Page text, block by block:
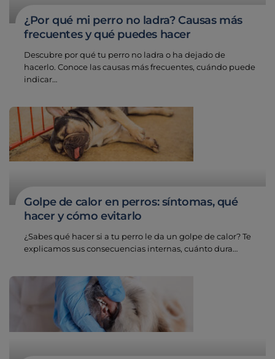
¿Por qué mi perro no ladra? Causas más
frecuentes y qué puedes hacer
Descubre por qué tu perro no ladra o ha dejado de
hacerlo. Conoce las causas más frecuentes, cuándo puede
indicar…
Golpe de calor en perros: síntomas, qué
hacer y cómo evitarlo
¿Sabes qué hacer si a tu perro le da un golpe de calor? Te
explicamos sus consecuencias internas, cuánto dura…